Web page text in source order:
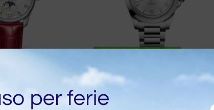
Collection
Stahl Weißes
Longines Conquest Weiß
Automatik 34 mm Uhr
€ 2.350,00